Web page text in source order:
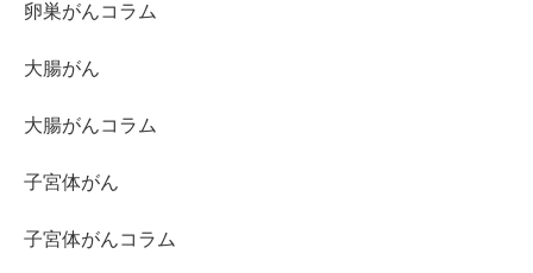
卵巣がんコラム
大腸がん
大腸がんコラム
子宮体がん
子宮体がんコラム